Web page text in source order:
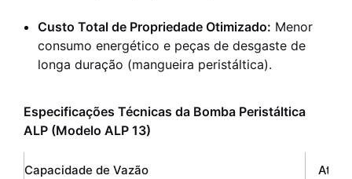
Custo Total de Propriedade Otimizado: Menor
consumo energético e peças de desgaste de
longa duração (mangueira peristáltica).
Especificações Técnicas da Bomba Peristáltica
ALP (Modelo ALP 13)
Capacidade de Vazão Até